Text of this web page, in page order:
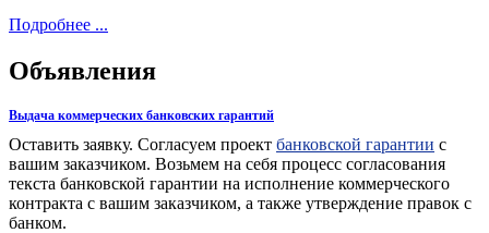
Подробнее ...
Объявления
Выдача коммерческих банковских гарантий
Оставить заявку. Согласуем проект банковской гарантии с
вашим заказчиком. Возьмем на себя процесс согласования
текста банковской гарантии на исполнение коммерческого
контракта с вашим заказчиком, а также утверждение правок с
банком.